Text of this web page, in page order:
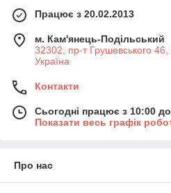
Працює з 20.02.2013
м. Кам'янець-Подільський
32302, пр-т Грушевського 46,
Україна
Контакти
Сьогодні працює з 10:00
Показати весь графік
Про нас